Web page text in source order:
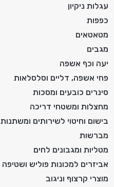
עגלות ניקיון
כפפות
מטאטאים
מגבים
יעה וכף אשפה
פחי אשפה, דליים וסלסלאות
סינרים כובעים ומסכות
מחצלות ומשטחי דריכה
בישום וחיטוי לשירותים ומשתנות
מברשות
מטליות ומגבונים לחים
אביזרים למכונות פוליש ושטיפה
מוצרי קרצוף וניגוב